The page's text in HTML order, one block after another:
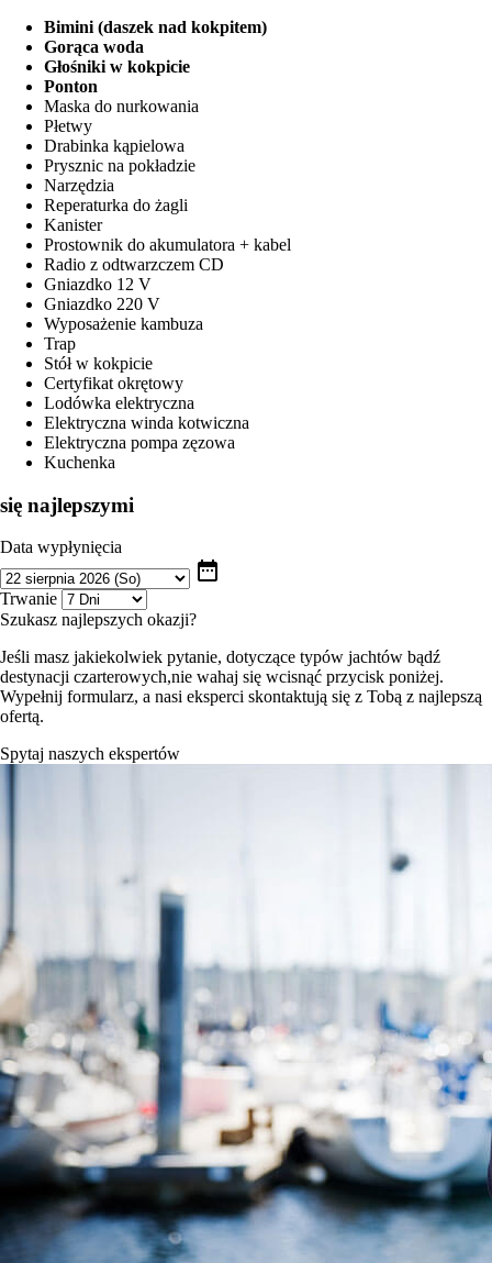
Bimini (daszek nad kokpitem)
Gorąca woda
Głośniki w kokpicie
Ponton
Maska do nurkowania
Płetwy
Drabinka kąpielowa
Prysznic na pokładzie
Narzędzia
Reperaturka do żagli
Kanister
Prostownik do akumulatora + kabel
Radio z odtwarzczem CD
Gniazdko 12 V
Gniazdko 220 V
Wyposażenie kambuza
Trap
Stół w kokpicie
Certyfikat okrętowy
Lodówka elektryczna
Elektryczna winda kotwiczna
Elektryczna pompa zęzowa
Kuchenka
się najlepszymi
Data wypłynięcia
date_range
Trwanie
Szukasz najlepszych okazji?
Jeśli masz jakiekolwiek pytanie, dotyczące typów jachtów bądź
destynacji czarterowych,nie wahaj się wcisnąć przycisk poniżej.
Wypełnij formularz, a nasi eksperci skontaktują się z Tobą z najlepszą
ofertą.
Spytaj naszych ekspertów